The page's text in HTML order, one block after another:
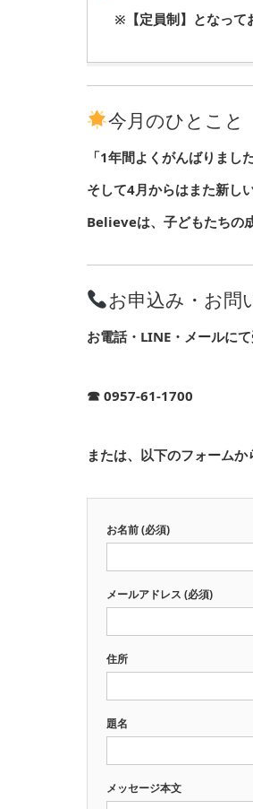
※【定員制】となって
今月のひとこと
「1年間よくがんばりまし
そして4月からはまた新し
Believeは、子どもたちの
お申込み・お問
お電話・LINE・メールにて
☎ 0957-61-1700
または、以下のフォームか
お名前 (必須)
メールアドレス (必須)
住所
題名
メッセージ本文